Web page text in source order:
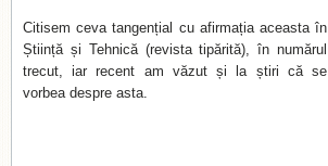
Citisem ceva tangențial cu afirmația aceasta în
Știință și Tehnică (revista tipărită), în numărul
trecut, iar recent am văzut și la știri că se
vorbea despre asta.